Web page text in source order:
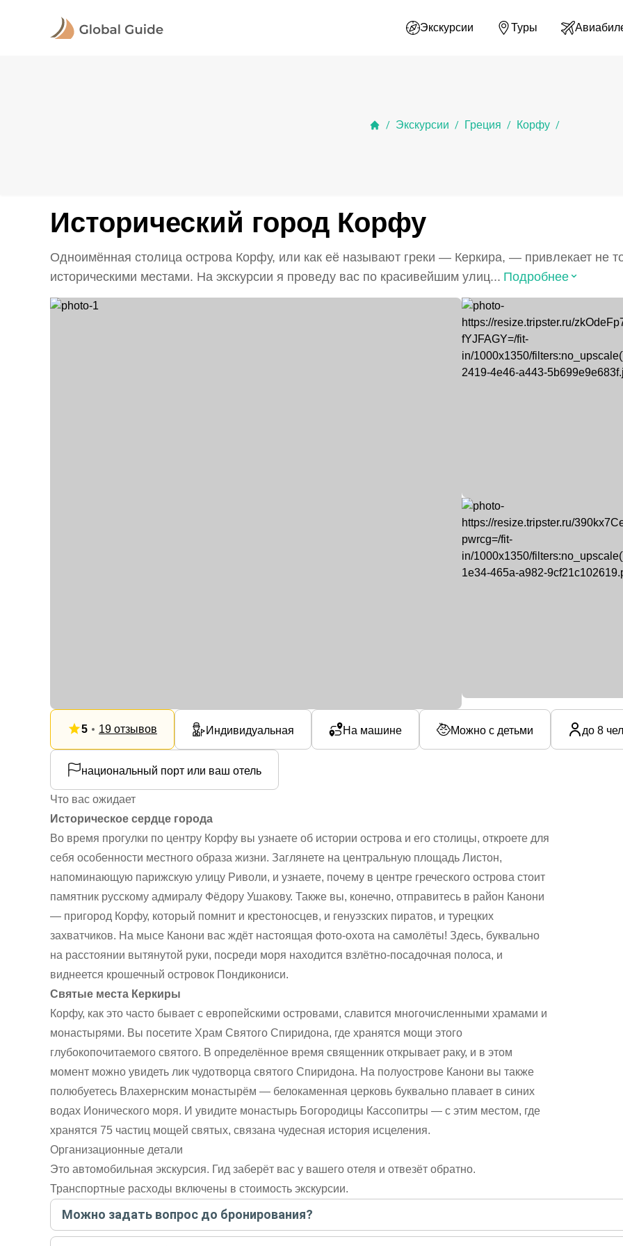
Экскурсии Туры
/ Экскурсии / Греция / Корфу /
Исторический город Корфу
Одноимённая столица острова Корфу, или как её называют греки — Керкира, — привлекает не
историческими местами. На экскурсии я проведу вас по красивейшим улиц... Подробнее⌃
5 19 отзывов Индивидуальная На машине Можно с детьми до 8
национальный порт или ваш отель
Что вас ожидает
Историческое сердце города
Во время прогулки по центру Корфу вы узнаете об истории острова и его столицы, откроете для
себя особенности местного образа жизни. Заглянете на центральную площадь Листон,
напоминающую парижскую улицу Риволи, и узнаете, почему в центре греческого острова стоит
памятник русскому адмиралу Фёдору Ушакову. Также вы, конечно, отправитесь в район Канони
— пригород Корфу, который помнит и крестоносцев, и генуэзских пиратов, и турецких
захватчиков. На мысе Канони вас ждёт настоящая фото-охота на самолёты! Здесь, буквально
на расстоянии вытянутой руки, посреди моря находится взлётно-посадочная полоса, и
виднеется крошечный островок Пондикониси.
Святые места Керкиры
Корфу, как это часто бывает с европейскими островами, славится многочисленными храмами и
монастырями. Вы посетите Храм Святого Спиридона, где хранятся мощи этого
глубокопочитаемого святого. В определённое время священник открывает раку, и в этом
момент можно увидеть лик чудотворца святого Спиридона. На полуострове Канони вы также
полюбуетесь Влахернским монастырём — белокаменная церковь буквально плавает в синих
водах Ионического моря. И увидите монастырь Богородицы Кассопитры — с этим местом, где
хранятся 75 частиц мощей святых, связана чудесная история исцеления.
Организационные детали
Это автомобильная экскурсия. Гид заберёт вас у вашего отеля и отвезёт обратно.
Транспортные расходы включены в стоимость экскурсии.
Можно задать вопрос до бронирования?
Достаточно перейти по ссылке «Задать вопрос» и написать гиду. Платить при этом не нужно. Сначала согласуйте с